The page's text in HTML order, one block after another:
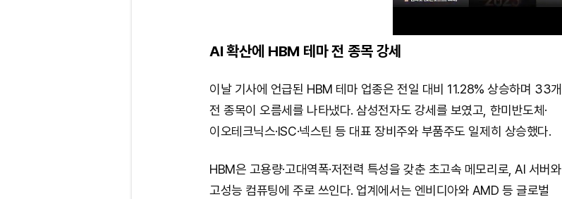
M
AI 확산에 HBM 테마 전 종목 강세
이날 기사에 언급된 HBM 테마 업종은 전일 대비 11.28% 상승하며 33개
전 종목이 오름세를 나타냈다. 삼성전자도 강세를 보였고, 한미반도체·
이오테크닉스·ISC·넥스틴 등 대표 장비주와 부품주도 일제히 상승했다.
HBM은 고용량·고대역폭·저전력 특성을 갖춘 초고속 메모리로, AI 서버와
고성능 컴퓨팅에 주로 쓰인다. 업계에서는 엔비디아와 AMD 등 글로벌